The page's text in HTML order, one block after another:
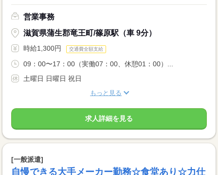
営業事務
滋賀県蒲生郡竜王町/篠原駅（車 9分）
時給1,300円 交通費全額支給
09：00〜17：00（実働07：00、休憩01：00）...
土曜日 日曜日 祝日
もっと見る
求人詳細を見る
[一般派遣]
自慢できる大手メーカー勤務☆食堂あり☆力仕